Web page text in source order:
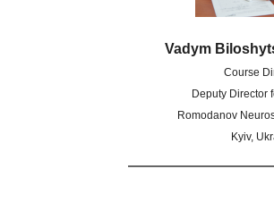
Vadym
Course
Deputy Director
Romodanov
Kyiv,